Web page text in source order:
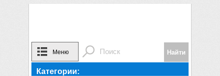
Меню
Категории: